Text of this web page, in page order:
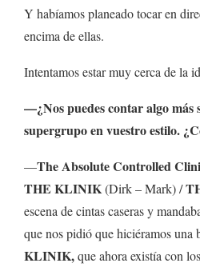
Y habíamos planeado tocar en
encima de ellas.
Intentamos estar muy cerca de la
—¿Nos puedes contar algo más
supergrupo en vuestro estilo.
—The Absolute Controlled
THE KLINIK(Dirk – Mark) /
escena de cintas caseras y
que nos pidió que hiciéramos una
KLINIK,que ahora existía con